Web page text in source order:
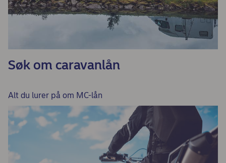
Søk om caravanlån
Alt du lurer på om MC-lån